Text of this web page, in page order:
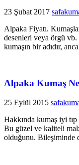
23 Şubat 2017
Alpaka Fiyatı.
desenleri veya örgü vb.
kumaşın bir adıdır,
Alpaka Kumaş
25 Eylül 2015
Hakkında kumaş iyi
Bu güzel ve kaliteli
olduğunu. Bileşiminde